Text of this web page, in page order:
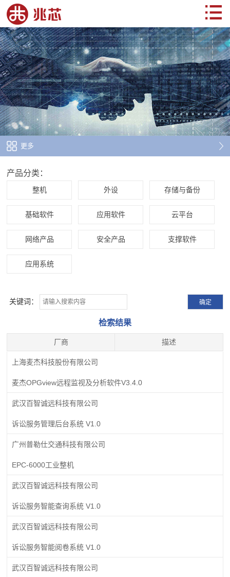
更多
检索结果
厂商 描述
产品分类：
整机 外设 存储与备份
基础软件 应用软件 云平台
网络产品 安全产品 支撑软件
应用系统
关键词：
上海麦杰科技股份有限公司
麦杰OPGview远程监视及分析软件V3.4.0
武汉百智诚远科技有限公司
诉讼服务管理后台系统 V1.0
广州普勒仕交通科技有限公司
EPC-6000工业整机
武汉百智诚远科技有限公司
诉讼服务智能查询系统 V1.0
武汉百智诚远科技有限公司
诉讼服务智能阅卷系统 V1.0
武汉百智诚远科技有限公司